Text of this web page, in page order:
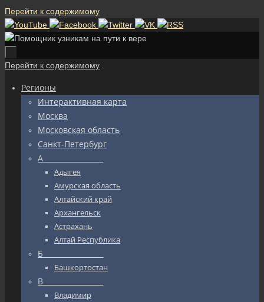
Перейти к содержимому
Перейти к содержимому
Регионы
Интерактивная карта
Москва
Московская область
Санкт-Петербург
А_________________
Адыгея
Амурская область
Алтайский край
Архангельск
Астрахань
Алтай Республика
Б_________________
Башкортостан
В_________________
Владимир